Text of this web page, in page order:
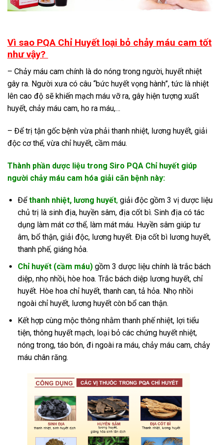
Vì sao PQA Chỉ Huyết loại bỏ chảy máu cam tốt
như vậy?
– Chảy máu cam chính là do nóng trong người, huyết nhiệt
gây ra. Người xưa có câu “bức huyết vọng hành”, tức là nhiệt
lên cao độ sẽ khiến mạch máu vỡ ra, gây hiện tượng xuất
huyết, chảy máu cam, ho ra máu,…
– Để trị tận gốc bệnh vừa phải thanh nhiệt, lương huyết, giải
độc cơ thể, vừa chỉ huyết, cầm máu.
Thành phần dược liệu trong Siro PQA Chỉ huyết giúp
người chảy máu cam hóa giải căn bệnh này:
Đểthanh nhiệt, lương huyết,giải độc gồm 3 vị dược liệu
chủ trị là sinh địa, huyền sâm, địa cốt bì. Sinh địa có tác
dụng làm mát cơ thể, làm mát máu. Huyền sâm giúp tư
âm, bổ thận, giải độc, lương huyết. Địa cốt bì lương huyết,
thanh phế, giáng hỏa.
Chỉ huyết (cầm máu) gồm 3 dược liệu chính là trắc bách
diệp, nhọ nhồi, hòe hoa. Trắc bách diệp lương huyết, chỉ
huyết. Hòe hoa chỉ huyết, thanh can, tả hỏa. Nhọ nhồi
ngoài chỉ huyết, lương huyết còn bổ can thận.
Kết hợp cùng mộc thông nhằm thanh phế nhiệt, lợi tiểu
tiện, thông huyết mạch, loại bỏ các chứng huyết nhiệt,
nóng trong, táo bón, đi ngoài ra máu, chảy máu cam, chảy
máu chân răng.